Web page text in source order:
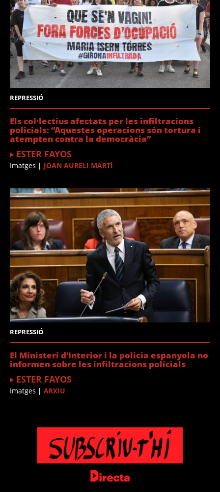
REPRESSIÓ
Els col·lectius afectats per les infiltracions
policials: “Aquestes operacions són tortura i
atempten contra la democràcia”
ESTER FAYOS
Imatges | JOAN AURELI MARTÍ
REPRESSIÓ
El Ministeri d’Interior i la policia espanyola no
informen sobre les infiltracions policials
ESTER FAYOS
Imatges | ARXIU